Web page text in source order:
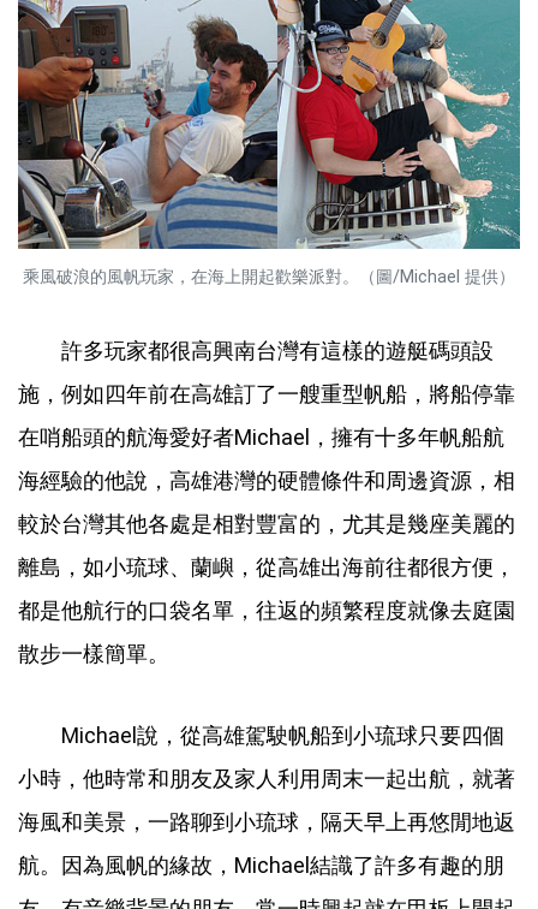
乘風破浪的風帆玩家，在海上開起歡樂派對。（圖/Michael 提供）
許多玩家都很高興南台灣有這樣的遊艇碼頭設
施，例如四年前在高雄訂了一艘重型帆船，將船停靠
在哨船頭的航海愛好者Michael，擁有十多年帆船航
海經驗的他說，高雄港灣的硬體條件和周邊資源，相
較於台灣其他各處是相對豐富的，尤其是幾座美麗的
離島，如小琉球、蘭嶼，從高雄出海前往都很方便，
都是他航行的口袋名單，往返的頻繁程度就像去庭園
散步一樣簡單。
Michael說，從高雄駕駛帆船到小琉球只要四個
小時，他時常和朋友及家人利用周末一起出航，就著
海風和美景，一路聊到小琉球，隔天早上再悠閒地返
航。因為風帆的緣故，Michael結識了許多有趣的朋